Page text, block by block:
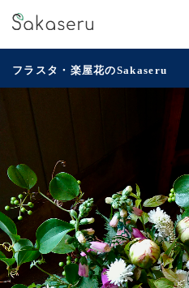
フラスタ・楽屋花のSakaseru